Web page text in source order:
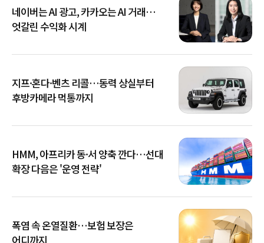
네이버는 AI 광고, 카카오는 AI 거래…
엇갈린 수익화 시계
지프·혼다·벤츠 리콜…동력 상실부터
후방카메라 먹통까지
HMM, 아프리카 동·서 양축 깐다…선대
확장 다음은 '운영 전략'
폭염 속 온열질환…보험 보장은
어디까지